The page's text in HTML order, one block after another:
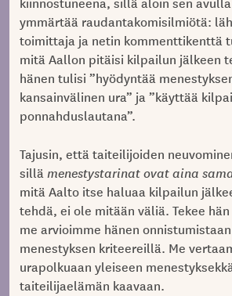
ymmärtää raudantakomisilmiötä:
toimittaja ja netin kommenttikenttä
mitä Aallon pitäisi kilpailun jälkeen
hänen tulisi ”hyödyntää
kansainvälinen ura” ja ”käyttää
ponnahduslautana”.
Tajusin, että taiteilijoiden
sillämenestystarinat ovat aina
mitä Aalto itse haluaa kilpailun
tehdä, ei ole mitään väliä. Tekee
me arvioimme hänen
menestyksen kriteereillä. Me
urapolkuaan yleiseen
taiteilijaelämän kaavaan.